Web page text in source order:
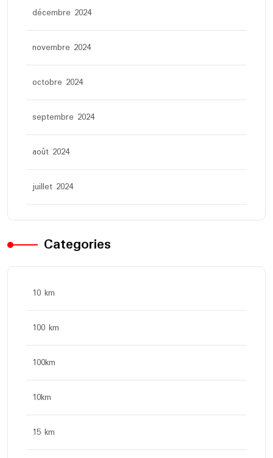
décembre 2024
novembre 2024
octobre 2024
septembre 2024
août 2024
juillet 2024
Categories
10 km
100 km
100km
10km
15 km